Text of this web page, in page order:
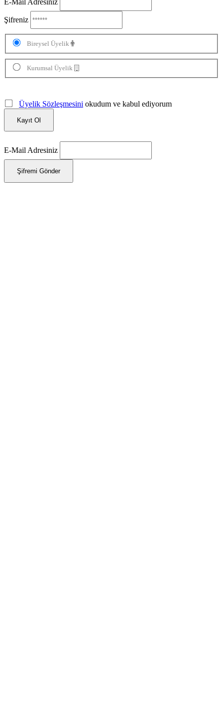
Şifreniz
Bireysel Üyelik
Kurumsal Üyelik
Üyelik Sözleşmesini okudum ve kabul ediyorum
Kayıt Ol
E-Mail Adresiniz
Şifremi Gönder